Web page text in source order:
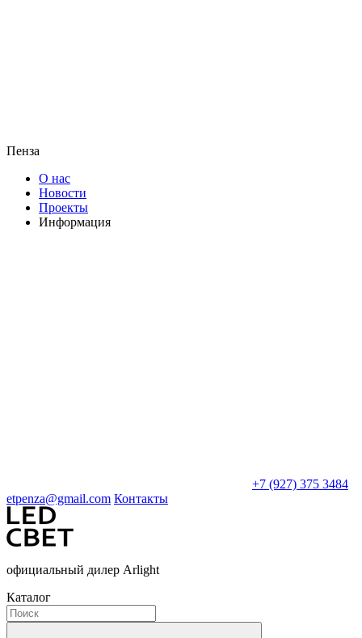
Пенза
О нас
Новости
Проекты
Информация
+7 (927) 375 3484
etpenza@gmail.com Контакты
официальный дилер Arlight
Каталог